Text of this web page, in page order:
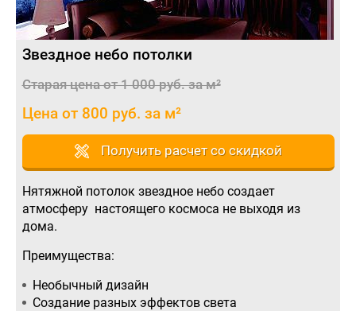
Звездное небо потолки
Старая цена от 1 000 руб. за м²
Цена от 800 руб. за м²
Получить расчет со скидкой
Нятяжной потолок звездное небо создает
атмосферу настоящего космоса не выходя из
дома.
Преимущества:
Необычный дизайн
Создание разных эффектов света